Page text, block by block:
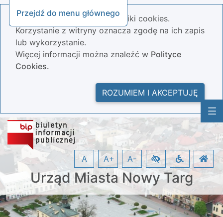
Przejdź do menu głównego
Nasza strona wykorzystuje pliki cookies.
Korzystanie z witryny oznacza zgodę na ich zapis
lub wykorzystanie.
Więcej informacji można znaleźć w Polityce
Cookies.
ROZUMIEM I AKCEPTUJĘ
Urząd Miasta Nowy Targ
A A+ A-